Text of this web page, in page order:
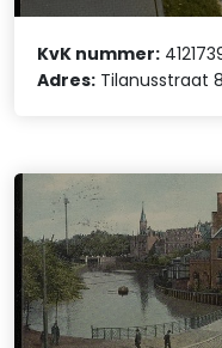
KvK nummer:
Adres: Tilanusstraat 8